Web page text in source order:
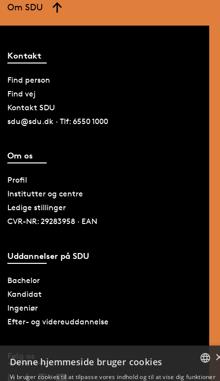
Om SDU
Kontakt
Find person
Find vej
Kontakt SDU
sdu@sdu.dk · Tlf: 6550 1000
Om os
Profil
Institutter og centre
Ledige stillinger
CVR-NR: 29283958 · EAN
Uddannelser på SDU
Bachelor
Kandidat
Ingeniør
Efter- og videreuddannelse
Følg os
Denne hjemmeside bruger cookies
Vi bruger cookies til at tilpasse vores indhold og til at vise dig funktioner